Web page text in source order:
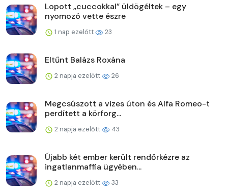
Lopott „cuccokkal” üldögéltek – egy
nyomozó vette észre
1 nap ezelőtt 23
Eltűnt Balázs Roxána
2 napja ezelőtt 26
Megcsúszott a vizes úton és Alfa Romeo-t
perdített a körforg...
2 napja ezelőtt 43
Újabb két ember került rendőrkézre az
ingatlanmaffia ügyében...
2 napja ezelőtt 33